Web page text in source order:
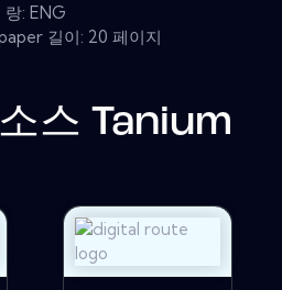
랑: ENG
길이: 20 페이지
스 Tanium